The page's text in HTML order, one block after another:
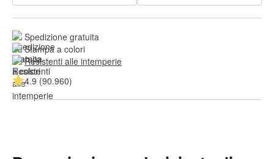
Spedizione gratuita
Stampa a colori
Resistenti alle intemperie
4.9 (90.960)